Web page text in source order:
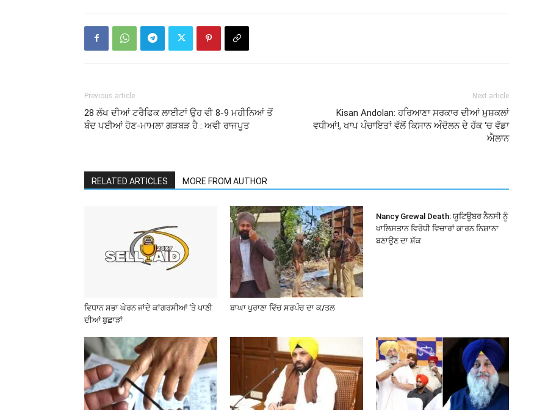
Previous article
28 ਲੱਖ ਦੀਆਂ ਟਰੈਫਿਕ ਲਾਈਟਾਂ ਉਹ ਵੀ 8-9 ਮਹੀਨਿਆਂ ਤੋਂ
ਬੰਦ ਪਈਆਂ ਹੋਣ-ਮਾਮਲਾ ਗੜਬੜ ਹੈ : ਅਵੀ ਰਾਜਪੂਤ
Next article
Kisan Andolan: ਹਰਿਆਣਾ ਸਰਕਾਰ ਦੀਆਂ ਮੁਸ਼ਕਲਾਂ
ਵਧੀਆਂ!, ਖਾਪ ਪੰਚਾਇਤਾਂ ਵੱਲੋਂ ਕਿਸਾਨ ਅੰਦੋਲਨ ਦੇ ਹੱਕ ‘ਚ ਵੱਡਾ
ਐਲਾਨ
RELATED ARTICLES MORE FROM AUTHOR
ਵਿਧਾਨ ਸਭਾ ਘੇਰਨ ਜਾਂਦੇ ਕਾਂਗਰਸੀਆਂ ’ਤੇ ਪਾਣੀ
ਦੀਆਂ ਬੁਛਾੜਾਂ
ਬਾਘਾ ਪੁਰਾਣਾ ਵਿੱਚ ਸਰਪੰਚ ਦਾ ਕ/ਤਲ
Nancy Grewal Death: ਯੂਟਿਊਬਰ ਨੈਨਸੀ ਨੂੰ
ਖਾਲਿਸਤਾਨ ਵਿਰੋਧੀ ਵਿਚਾਰਾਂ ਕਾਰਨ ਨਿਸ਼ਾਨਾ
ਬਣਾਉਣ ਦਾ ਸ਼ੱਕ